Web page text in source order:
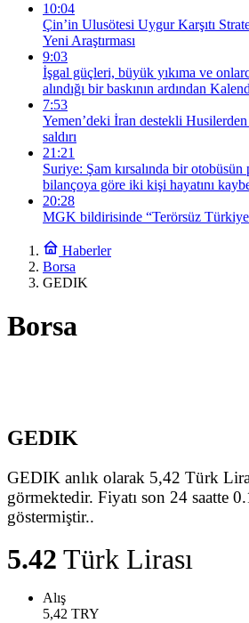
10:04
Çin’in Ulusötesi Uygur Karşıtı
Yeni Araştırması
9:03
İşgal güçleri, büyük yıkıma ve
alındığı bir baskının ardından
7:53
Yemen’deki İran destekli
saldırı
21:21
Suriye: Şam kırsalında bir otobüsün
bilançoya göre iki kişi hayatını
20:28
MGK bildirisinde “Terörsüz
Haberler
Borsa
GEDIK
Borsa
GEDIK
GEDIK anlık olarak 5,42 Türk
görmektedir. Fiyatı son 24 saatte
göstermiştir..
5.42 Türk Lirası
Alış
5,42 TRY